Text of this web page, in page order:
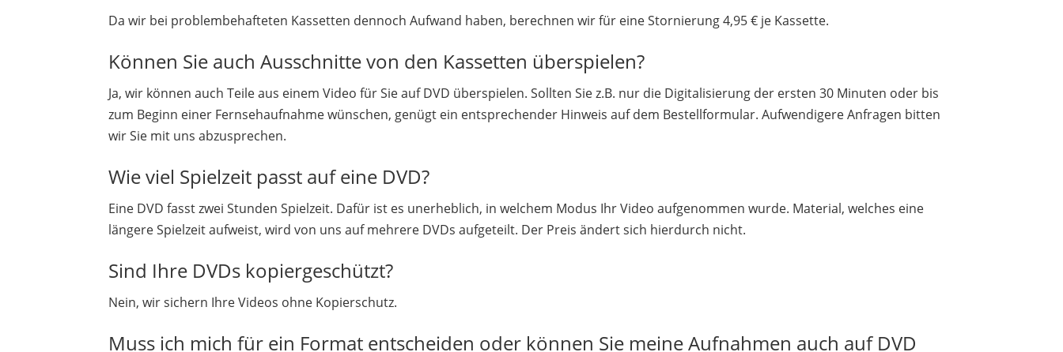
Da wir bei problembehafteten Kassetten dennoch Aufwand haben, berechnen wir für eine Stornierung 4,95 € je Kassette.
Können Sie auch Ausschnitte von den Kassetten überspielen?
Ja, wir können auch Teile aus einem Video für Sie auf DVD überspielen. Sollten Sie z.B. nur die Digitalisierung der ersten 30 Minuten oder bis
zum Beginn einer Fernsehaufnahme wünschen, genügt ein entsprechender Hinweis auf dem Bestellformular. Aufwendigere Anfragen bitten
wir Sie mit uns abzusprechen.
Wie viel Spielzeit passt auf eine DVD?
Eine DVD fasst zwei Stunden Spielzeit. Dafür ist es unerheblich, in welchem Modus Ihr Video aufgenommen wurde. Material, welches eine
längere Spielzeit aufweist, wird von uns auf mehrere DVDs aufgeteilt. Der Preis ändert sich hierdurch nicht.
Sind Ihre DVDs kopiergeschützt?
Nein, wir sichern Ihre Videos ohne Kopierschutz.
Muss ich mich für ein Format entscheiden oder können Sie meine Aufnahmen auch auf DVD